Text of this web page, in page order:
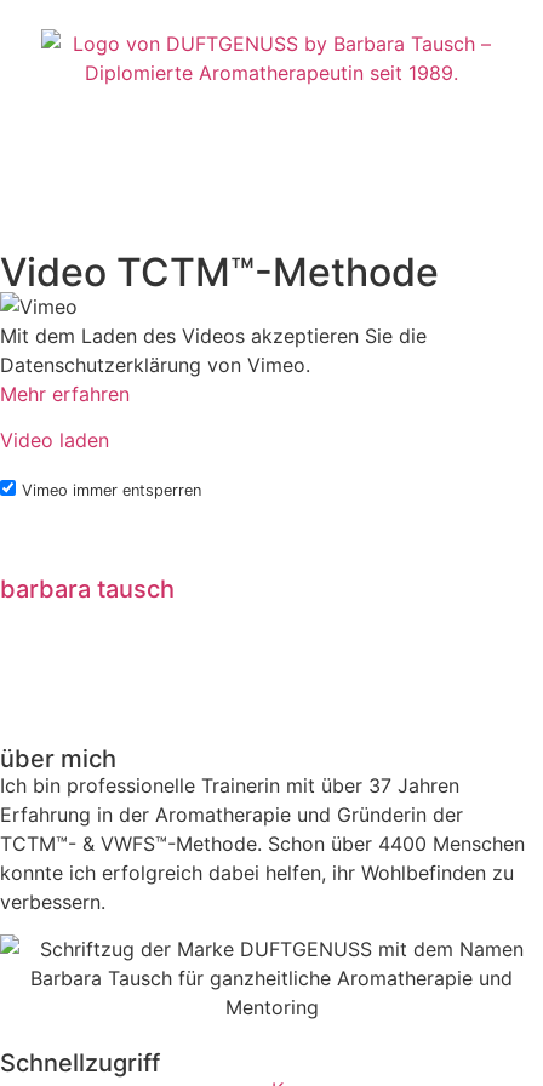
Video TCTM™-Methode
Mit dem Laden des Videos akzeptieren Sie die
Datenschutzerklärung von Vimeo.
Mehr erfahren
Video laden
Vimeo immer entsperren
barbara tausch
über mich
Ich bin professionelle Trainerin mit über 37 Jahren
Erfahrung in der Aromatherapie und Gründerin der
TCTM™- & VWFS™-Methode. Schon über 4400 Menschen
konnte ich erfolgreich dabei helfen, ihr Wohlbefinden zu
verbessern.
Schnellzugriff